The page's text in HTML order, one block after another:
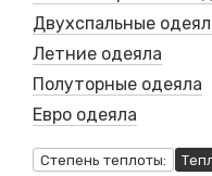
Двухспальные
Летние одеяла
Полуторные одеяла
Евро одеяла
Степень теплоты: